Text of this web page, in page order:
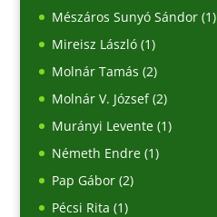
Mészáros Sunyó Sándor(1)
Mireisz László(1)
Molnár Tamás (2)
Molnár V. József(2)
Murányi Levente(1)
Németh Endre(1)
Pap Gábor(2)
Pécsi Rita (1)